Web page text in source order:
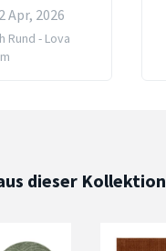
Apr, 2026
Rund - Lova
dieser Kollektion